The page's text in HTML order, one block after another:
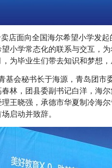
面向全国海尔希望小学发起
小学常态化的联系与交互，
为毕业生们带去知识和梦想
会秘书长于海源，青岛团市
林，团县委副书记白洋，海
王晓强，承德市华夏制冷海
启动并致辞。